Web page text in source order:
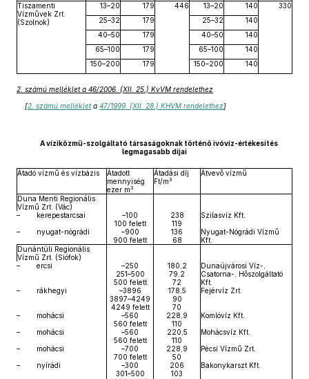
Tiszamenti
Vízművek Zrt.
(Szolnok)
13–20 179 446 13–20 140
330
25–32
179 25–32
140
40–50
179 40–50
140
65–100
179 65–100
140
150–200
179 150–200 140
2. számú melléklet a 46/2006. (XII. 25.) KvVM rendelethez
[2. számú mellékleta 47/1999. (XII. 28.) KHVM rendelethez]
A víziközmű-szolgáltató társaságoknak történő ivóvíz-értékesítés
legmagasabb díjai
Átadó vízmű és vízbázis
Átadott
mennyiség
ezer m3
Átadási díj
Ft/m3
Átvevő vízmű
Duna Menti Regionális
Vízmű Zrt. (Vác)
–
kerepestarcsai
–100
100 felett
238
119
Szilasvíz Kft.
–
nyugat-nógrádi
–900
900 felett
136
68
Nyugat-Nógrádi Vízmű
Kft.
Dunántúli Regionális
Vízmű Zrt. (Siófok)
–
ercsi
–250
251–500
500 felett
180,2
79,2
72
Dunaújvárosi Víz-,
Csatorna-, Hőszolgáltató
Kft.
–
rákhegyi
–3896
3897–4249
4249 felett
178,5
90
70
Fejérvíz Zrt.
– mohácsi
–560
560 felett
228,9
110
Komlóvíz Kft.
–
mohácsi
–560
560 felett
220,5
110
Mohácsvíz Kft.
–
mohácsi
–700
700 felett
228,9
50
Pécsi Vízmű Zrt.
–
nyírádi
–300
301–500
206
103
Bakonykarszt Kft.